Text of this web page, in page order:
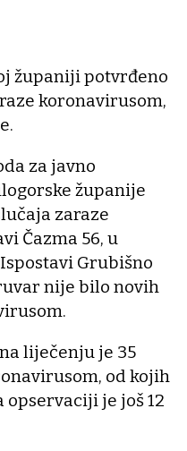
županiji potvrđeno
koronavirusom,
za javno
županije
zaraze
Čazma 56, u
Grubišno
nije bilo novih
liječenju je 35
od kojih
je još 12